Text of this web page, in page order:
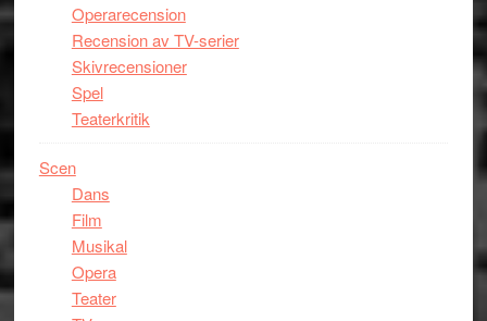
Operarecension
Recension av TV-serier
Skivrecensioner
Spel
Teaterkritik
Scen
Dans
Film
Musikal
Opera
Teater